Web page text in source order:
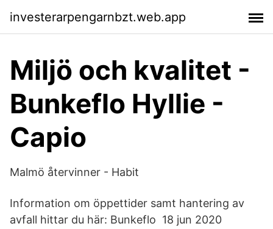
investerarpengarnbzt.web.app
Miljö och kvalitet -
Bunkeflo Hyllie -
Capio
Malmö återvinner - Habit
Information om öppettider samt hantering av
avfall hittar du här: Bunkeflo 18 jun 2020